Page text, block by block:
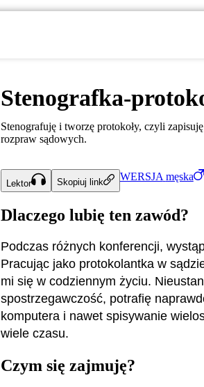
Stenografka-
Stenografuję i tworzę protokoły, czyli
rozpraw sądowych.
Lektor Skopiuj link WERSJA męska
Dlaczego lubię ten zawód?
Podczas różnych konferencji,
Pracując jako protokolantka w
mi się w codziennym życiu.
spostrzegawczość, potrafię
komputera i nawet spisywanie
wiele czasu.
Czym się zajmuję?